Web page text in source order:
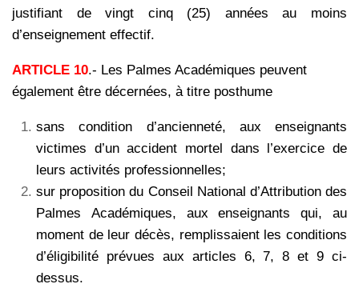
justifiant de vingt cinq (25) années au moins
d’enseignement effectif.
ARTICLE 10.- Les Palmes Académiques peuvent
également être décernées, à titre posthume
sans condition d’ancienneté, aux enseignants
victimes d’un accident mortel dans l’exercice de
leurs activités professionnelles;
sur proposition du Conseil National d’Attribution des
Palmes Académiques, aux enseignants qui, au
moment de leur décès, remplissaient les conditions
d’éligibilité prévues aux articles 6, 7, 8 et 9 ci-
dessus.